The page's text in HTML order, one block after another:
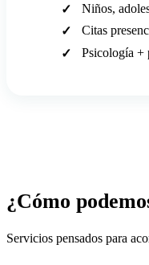
Niños,
Citas
Psicología +
¿Cómo
Servicios pensados para